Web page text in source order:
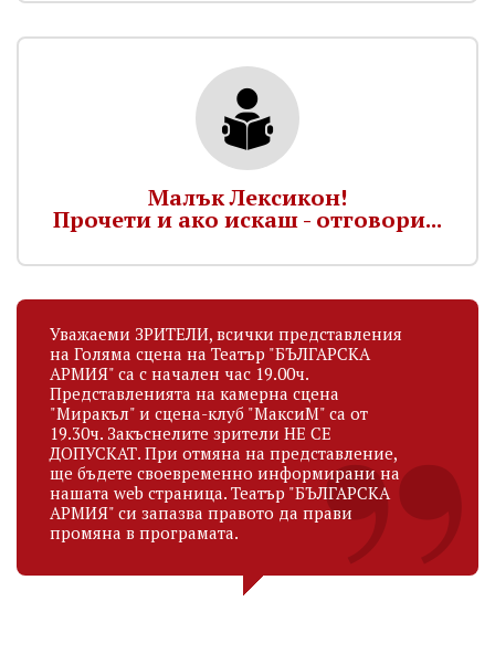
Малък Лексикон!
Прочети и ако искаш - отговори...
Уважаеми ЗРИТЕЛИ, всички представления
на Голяма сцена на Театър "БЪЛГАРСКА
АРМИЯ" са с начален час 19.00ч.
Представленията на камерна сцена
"Миракъл" и сцена-клуб "МаксиМ" са от
19.30ч. Закъснелите зрители НЕ СЕ
ДОПУСКАТ. При отмяна на представление,
ще бъдете своевременно информирани на
нашата web страница. Театър "БЪЛГАРСКА
АРМИЯ" си запазва правото да прави
промяна в програмата.